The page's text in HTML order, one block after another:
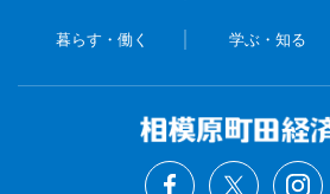
暮らす・働く 学ぶ・知る